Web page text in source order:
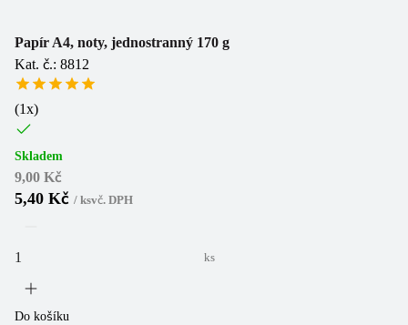
Papír A4, noty, jednostranný 170 g
Kat. č.: 8812
(1x)
Skladem
9,00 Kč
5,40 Kč / ksvč. DPH
ks
Do košíku